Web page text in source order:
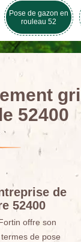
Pose de gazon en
rouleau 52
52400
de
52400
offre son
de pose